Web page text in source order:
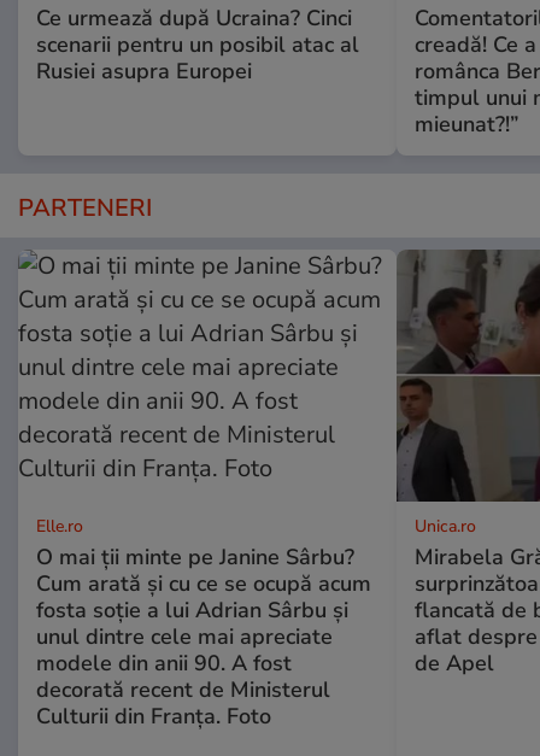
Ce urmează după Ucraina? Cinci
scenarii pentru un posibil atac al
Rusiei asupra Europei
creadă! Ce
românca
timpul unui
mieunat?!”
PARTENERI
Elle.ro
O mai ții minte pe Janine Sârbu?
Cum arată și cu ce se ocupă acum
fosta soție a lui Adrian Sârbu și
unul dintre cele mai apreciate
modele din anii 90. A fost
decorată recent de Ministerul
Culturii din Franța. Foto
Unica.ro
Mirabela
flancată de
aflat
de Apel